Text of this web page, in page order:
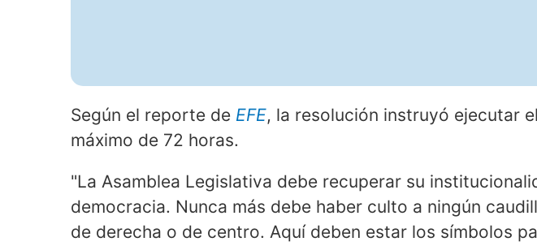
Según el reporte de EFE, la resolución instruyó ejecutar
máximo de 72 horas.
"La Asamblea Legislativa debe recuperar su
democracia. Nunca más debe haber culto a ningún
de derecha o de centro. Aquí deben estar los símbolos